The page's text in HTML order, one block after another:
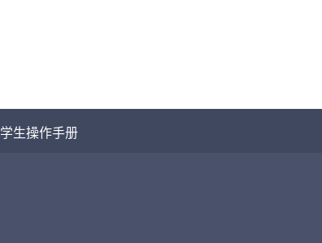
学生操作手册